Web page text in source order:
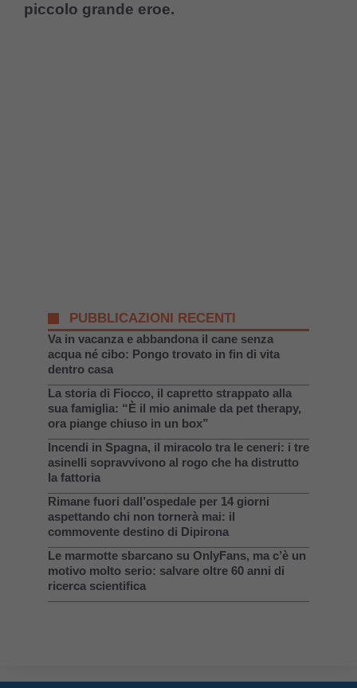
piccolo grande eroe.
PUBBLICAZIONI RECENTI
Va in vacanza e abbandona il cane senza
acqua né cibo: Pongo trovato in fin di vita
dentro casa
La storia di Fiocco, il capretto strappato alla
sua famiglia: “È il mio animale da pet therapy,
ora piange chiuso in un box”
Incendi in Spagna, il miracolo tra le ceneri: i tre
asinelli sopravvivono al rogo che ha distrutto
la fattoria
Rimane fuori dall’ospedale per 14 giorni
aspettando chi non tornerà mai: il
commovente destino di Dipirona
Le marmotte sbarcano su OnlyFans, ma c’è un
motivo molto serio: salvare oltre 60 anni di
ricerca scientifica